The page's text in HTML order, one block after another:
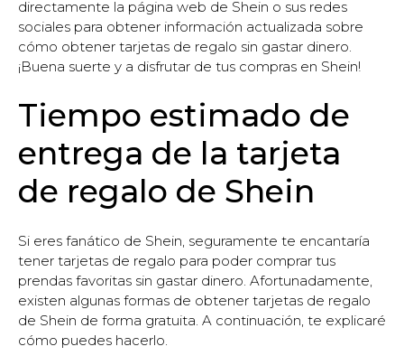
directamente la página web de Shein o sus redes
sociales para obtener información actualizada sobre
cómo obtener tarjetas de regalo sin gastar dinero.
¡Buena suerte y a disfrutar de tus compras en Shein!
Tiempo estimado de
entrega de la tarjeta
de regalo de Shein
Si eres fanático de Shein, seguramente te encantaría
tener tarjetas de regalo para poder comprar tus
prendas favoritas sin gastar dinero. Afortunadamente,
existen algunas formas de obtener tarjetas de regalo
de Shein de forma gratuita. A continuación, te explicaré
cómo puedes hacerlo.